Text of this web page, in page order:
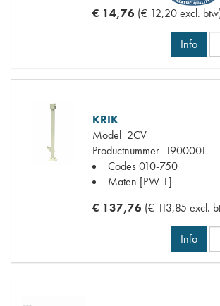
€ 14,76 (€ 12,20 excl.
Info
KRIK
Model 2CV
Productnummer 1900001
Codes010-750
Maten [PW 1]
€ 137,76 (€ 113,85 excl.
Info